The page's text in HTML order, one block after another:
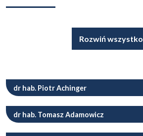
Rozwiń wszystko
dr hab. Piotr Achinger
dr hab. Tomasz Adamowicz